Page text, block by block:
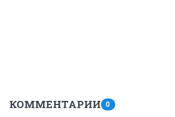
КОММЕНТАРИИ 0